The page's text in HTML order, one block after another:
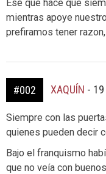
Ese que hace que
mientras apoye
prefiramos tener
#002 XAQUÍN -
Siempre con las
quienes pueden decir
Bajo el franquismo
que no veía con